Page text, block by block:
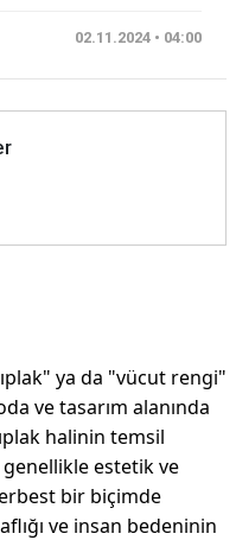
02.11.2024 • 04:00
ya da "vücut rengi"
ve tasarım alanında
halinin temsil
estetik ve
bir biçimde
ve insan bedeninin